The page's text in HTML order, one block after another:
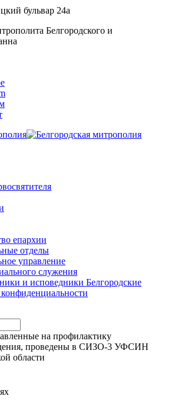
бульвар 24а
Белгородского и
епархии
отделы
управление
служения
и исповедники Белгородские